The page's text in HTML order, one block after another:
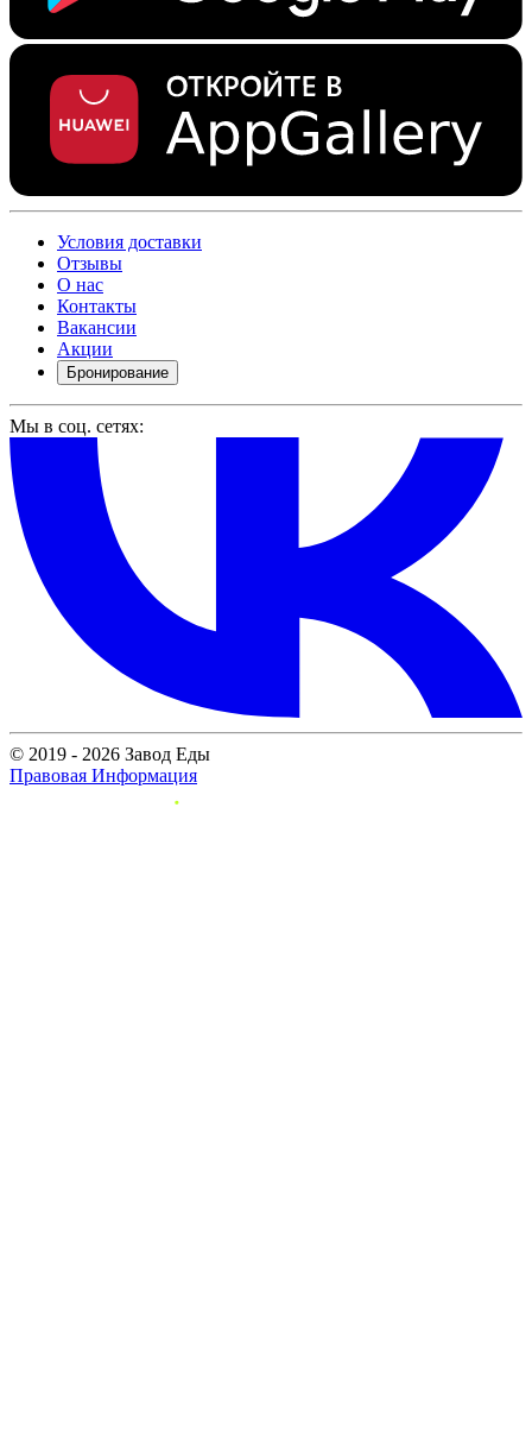
Условия доставки
Отзывы
О нас
Контакты
Вакансии
Акции
Бронирование
Мы в соц. сетях:
© 2019 - 2026 Завод Еды
Правовая Информация